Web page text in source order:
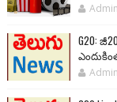
Admin
G20:
Admin